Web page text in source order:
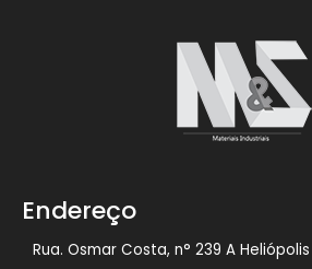
Endereço
Rua. Osmar Costa, n° 239 A Heliópolis